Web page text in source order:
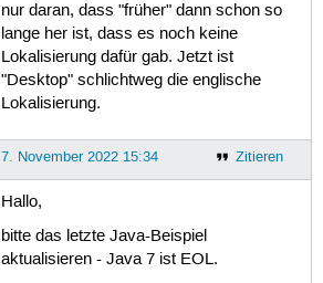
nur daran, dass "früher" dann schon so
lange her ist, dass es noch keine
Lokalisierung dafür gab. Jetzt ist
"Desktop" schlichtweg die englische
Lokalisierung.
Zitieren
7. November 2022 15:34
Hallo,
bitte das letzte Java-Beispiel
aktualisieren - Java 7 ist EOL.